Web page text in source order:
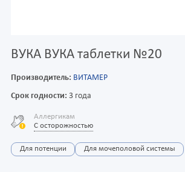
ВУКА ВУКА таблетки №20
Производитель: ВИТАМЕР
Срок годности: 3 года
Аллергикам
С осторожностью
Для потенции Для мочеполовой системы